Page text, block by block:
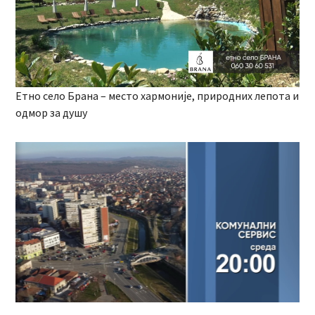
Етно село Брана – место хармоније, природних лепота и
одмор за душу